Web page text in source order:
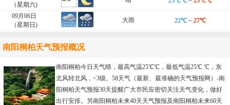
（星期六)
09月06日
（星期日)
大雨 22℃ ~ 27℃
南阳桐柏天气预报概况
南阳桐柏今日天气晴，最高气温25℃℃，最低气温25℃ ℃，东
北风转北风，<3级。58天气（最新、最准确的天气预报网）-南
阳桐柏天气预报30天提醒广大市民应密切关注天气变化，做好
出行安排。另南阳桐柏未来40天天气预报及南阳桐柏未来60天